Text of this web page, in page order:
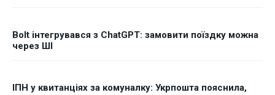
Bolt інтегрувався з ChatGPT: замовити поїздку можна
через ШІ
ІПН у квитанціях за комуналку: Укрпошта пояснила,